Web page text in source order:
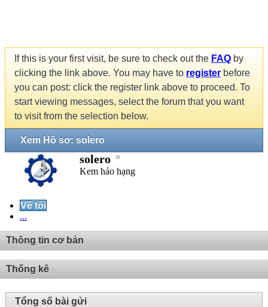
If this is your first visit, be sure to check out the FAQ by
clicking the link above. You may have to register before
you can post: click the register link above to proceed. To
start viewing messages, select the forum that you want
to visit from the selection below.
Xem Hồ sơ: solero
solero
Kem hảo hạng
Về tôi
...
Thông tin cơ bản
Thống kê
Tổng số bài gửi